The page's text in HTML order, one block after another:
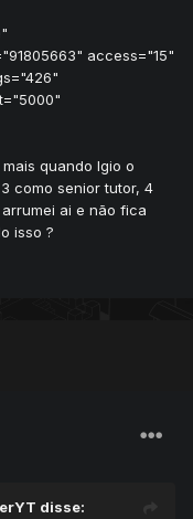
access="15"
quando lgio o
como senior tutor, 4
ai e não fica
isso ?
disse: